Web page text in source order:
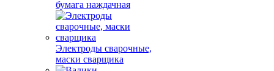
бумага наждачная
Электроды сварочные,
маски сварщика